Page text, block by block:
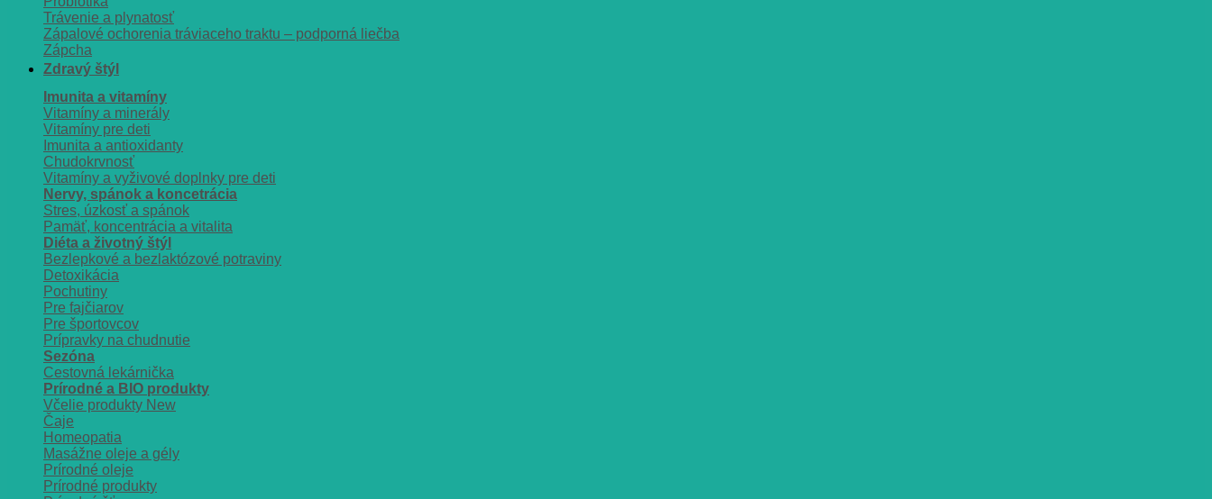
Trávenie a plynatosť
Zápalové ochorenia tráviaceho traktu – podporná liečba
Zápcha
Zdravý štýl
Imunita a vitamíny
Vitamíny a minerály
Vitamíny pre deti
Imunita a antioxidanty
Chudokrvnosť
Vitamíny a vyživové doplnky pre deti
Nervy, spánok a koncetrácia
Stres, úzkosť a spánok
Pamäť, koncentrácia a vitalita
Diéta a životný štýl
Bezlepkové a bezlaktózové potraviny
Detoxikácia
Pochutiny
Pre fajčiarov
Pre športovcov
Prípravky na chudnutie
Sezóna
Cestovná lekárnička
Prírodné a BIO produkty
Včelie produkty
Čaje
Homeopatia
Masážne oleje a gély
Prírodné oleje
Prírodné produkty